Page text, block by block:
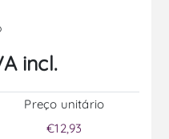
incl.
Preço unitário
€12,93